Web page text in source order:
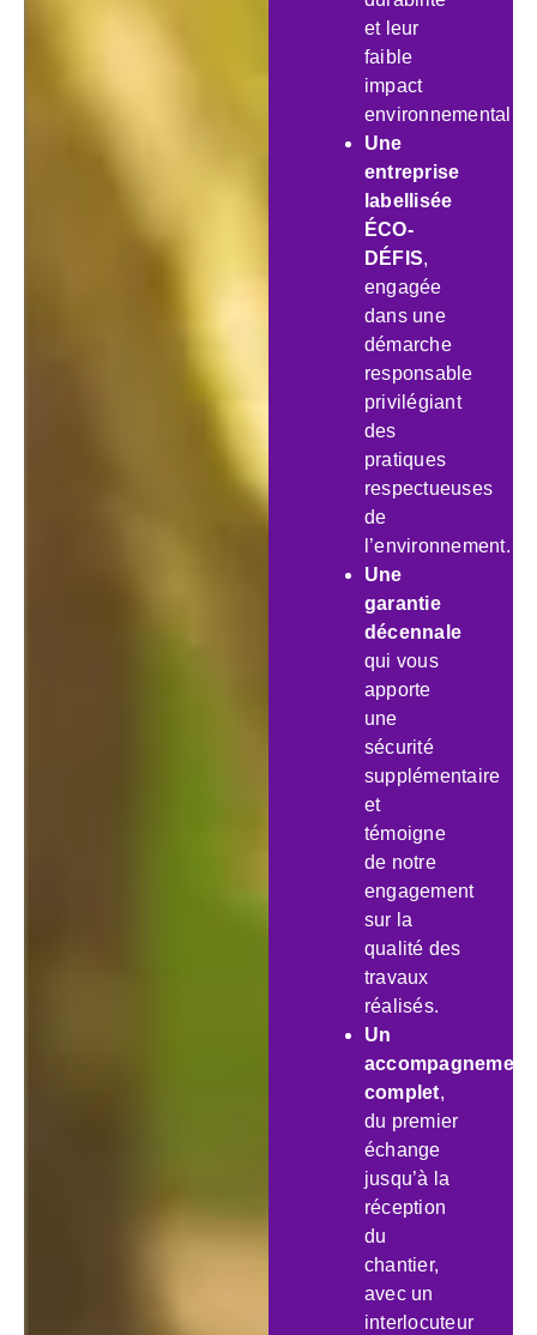
et leur
faible
impact
environnemental.
Une
entreprise
labellisée
ÉCO-
DÉFIS,
engagée
dans une
démarche
responsable
privilégiant
des
pratiques
respectueuses
de
l’environnement.
Une
garantie
décennale
qui vous
apporte
une
sécurité
supplémentaire
et
témoigne
de notre
engagement
sur la
qualité des
travaux
réalisés.
Un
accompagnement
complet,
du premier
échange
jusqu’à la
réception
du
chantier,
avec un
interlocuteur